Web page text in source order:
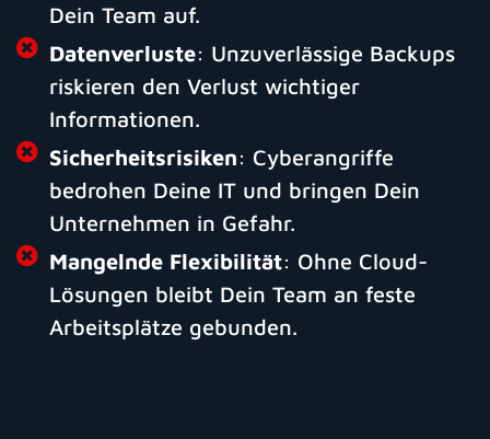
Dein Team auf.
Datenverluste: Unzuverlässige Backups
riskieren den Verlust wichtiger
Informationen.
Sicherheitsrisiken: Cyberangriffe
bedrohen Deine IT und bringen Dein
Unternehmen in Gefahr.
Mangelnde Flexibilität: Ohne Cloud-
Lösungen bleibt Dein Team an feste
Arbeitsplätze gebunden.